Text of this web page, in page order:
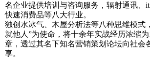
名企业提供培训与咨询服务，辐射通讯、it
快速消费品等八大行业。
独创水冰气、木屋分析法等八种思维模式
就他人”为使命，将十余年实战经历浓缩为
章，透过其名下知名营销策划论坛向社会
享。